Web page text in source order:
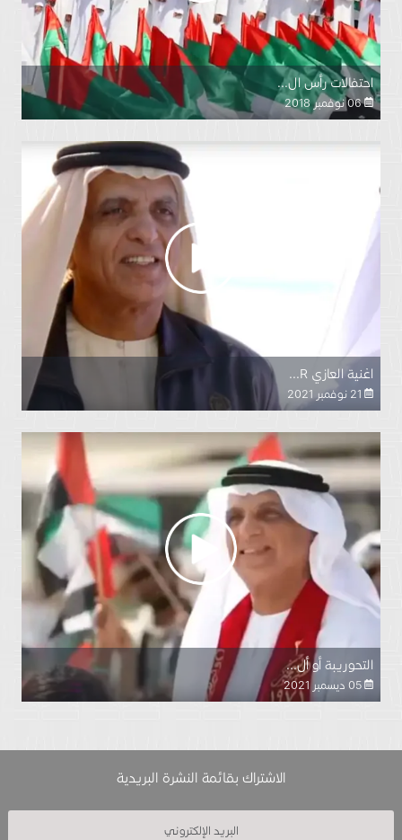
احتفالات رأس ال...
06 نوفمبر 2018
اغنية العازي R...
التحوريبة أو أل...
الاشتراك بقائمة النشرة البريدية